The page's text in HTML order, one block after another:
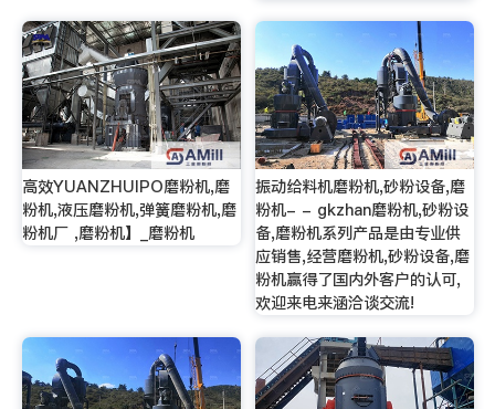
高效YUANZHUIPO磨粉机,磨
粉机,液压磨粉机,弹簧磨粉机,磨
粉机厂 ,磨粉机】_磨粉机
振动给料机磨粉机,砂粉设备,磨
粉机- - gkzhan磨粉机,砂粉设
备,磨粉机系列产品是由专业供
应销售,经营磨粉机,砂粉设备,磨
粉机赢得了国内外客户的认可,
欢迎来电来涵洽谈交流!